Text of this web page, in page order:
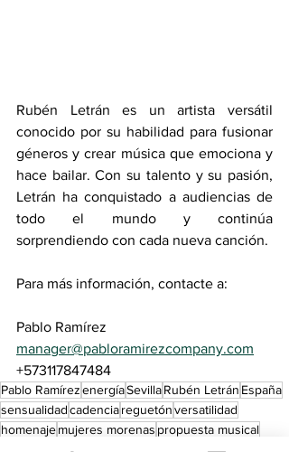
Rubén Letrán es un artista versátil
conocido por su habilidad para fusionar
géneros y crear música que emociona y
hace bailar. Con su talento y su pasión,
Letrán ha conquistado a audiencias de
todo el mundo y continúa
sorprendiendo con cada nueva canción.
Para más información, contacte a:
Pablo Ramírez
manager@pabloramirezcompany.com
+573117847484
Pablo RamírezenergíaSevillaRubén Letrán España
sensualidadcadenciareguetónversatilidad
homenajemujeres morenas propuesta musical